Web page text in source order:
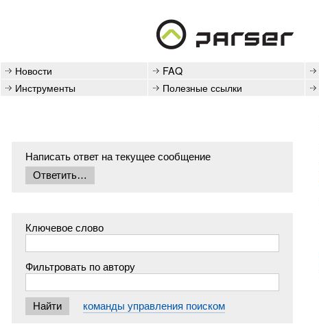
Новости FAQ
Инструменты
Полезные ссылки
Написать ответ на текущее сообщение
Ключевое слово
Фильтровать по автору
команды управления поиском